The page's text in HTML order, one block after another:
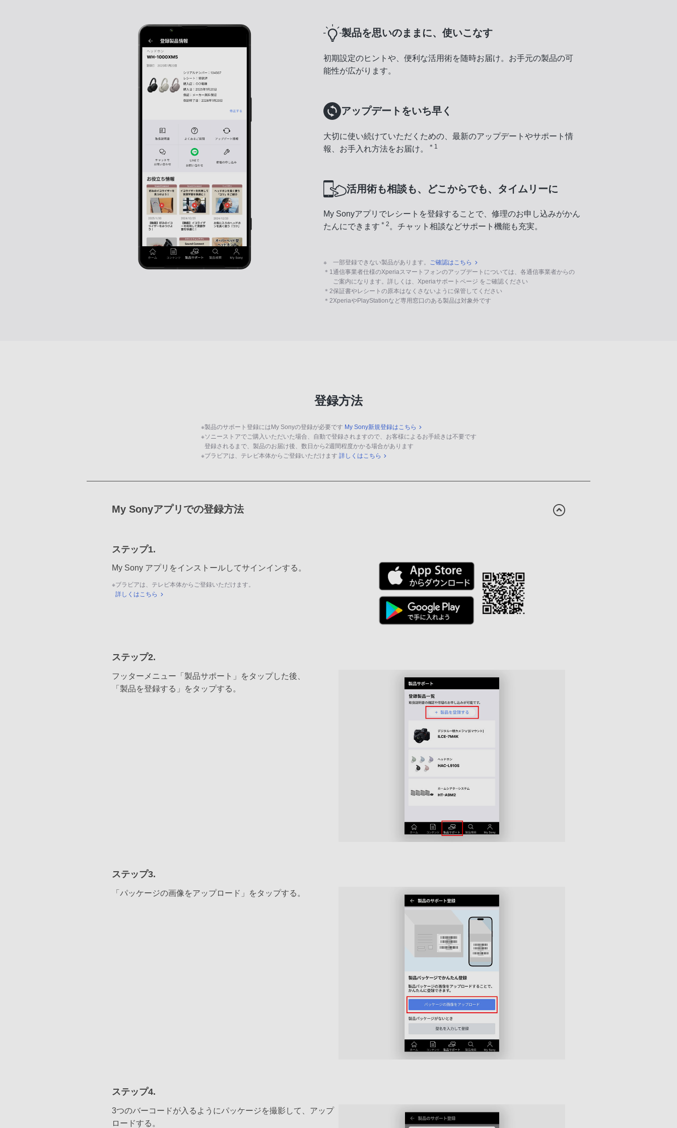
製品を思いのままに、使いこなす
初期設定のヒントや、便利な活用術を随時お届け。お手元の製品の可
能性が広がります。
アップデートをいち早く
大切に使い続けていただくための、最新のアップデートやサポート情
報、お手入れ方法をお届け。
＊1
活用術も相談も、どこからでも、 タイムリーに
My Sonyアプリでレシートを登録することで、修理のお申し込みがかん
たんにできます ＊2 。チャット相談などサポート機能も充実。
※ 一部登録できない製品があります。 ご確認はこちら
＊1通信事業者仕様のXperiaスマートフォンのアップデートについては、各通信事業者からの
ご案内になります。詳しくは、Xperiaサポートページ をご確認ください
＊2保証書やレシートの原本はなくさないように保管してください
＊2XperiaやPlayStationなど専用窓口のある製品は対象外です
登録方法
※製品のサポート登録にはMy Sonyの登録が必要です My Sony新規登録はこちら
※ソニーストアでご購入いただいた場合、自動で登録されますので、お客様によるお手続きは不要です
登録されるまで、製品のお届け後、数日から2週間程度かかる場合があります
※ブラビアは、テレビ本体からご登録いただけます 詳しくはこちら
My Sonyアプリでの登録方法
ステップ1.
My Sony アプリをインストールしてサインインする。
※ブラビアは、テレビ本体からご登録いただけます。
詳しくはこちら
ステップ2.
フッターメニュー「製品サポート」をタップした後、
「製品を登録する」をタップする。
ステップ3.
「パッケージの画像をアップロード」をタップする。
ステップ4.
3つのバーコードが入るようにパッケージを撮影して、アップ
ロードする。